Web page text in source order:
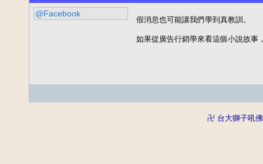
@Facebook
假消息也可能讓我們學到真教訓。
如果從廣告行銷學來看這個小說故事
卍 台大獅子吼